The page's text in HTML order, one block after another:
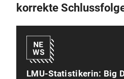
korrekte
LMU-Statistikerin: Big